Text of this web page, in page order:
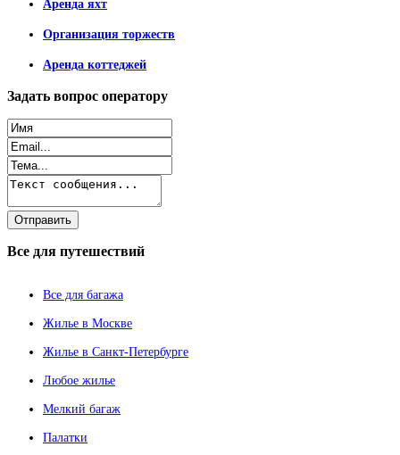
Аренда яхт
Организация торжеств
Аренда коттеджей
Задать вопрос оператору
Все для путешествий
Все для багажа
Жилье в Москве
Жилье в Санкт-Петербурге
Любое жилье
Мелкий багаж
Палатки